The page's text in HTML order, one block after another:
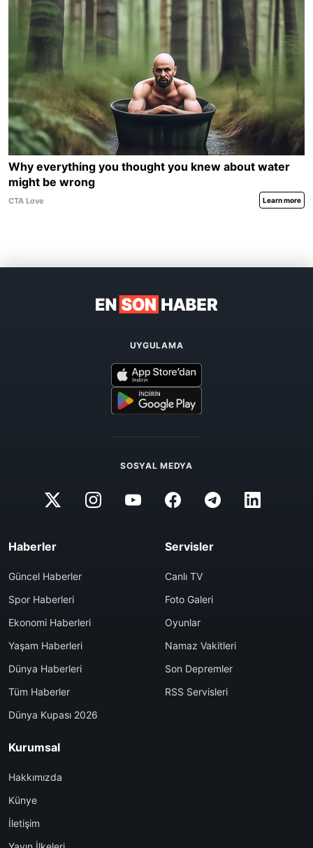
UYGULAMA
SOSYAL MEDYA
Haberler
Güncel Haberler
Spor Haberleri
Ekonomi Haberleri
Yaşam Haberleri
Dünya Haberleri
Tüm Haberler
Dünya Kupası 2026
Servisler
Canlı TV
Foto Galeri
Oyunlar
Namaz Vakitleri
Son Depremler
RSS Servisleri
Kurumsal
Hakkımızda
Künye
İletişim